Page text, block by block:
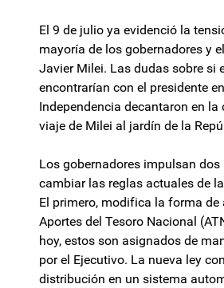
El 9 de julio ya evidenció la
mayoría de los gobernadores y
Javier Milei. Las dudas sobre si
encontrarían con el presidente
Independencia decantaron en la
viaje de Milei al jardín de la
Los gobernadores impulsan dos
cambiar las reglas actuales de
El primero, modifica la forma
Aportes del Tesoro Nacional
hoy, estos son asignados de
por el Ejecutivo. La nueva ley
distribución en un sistema